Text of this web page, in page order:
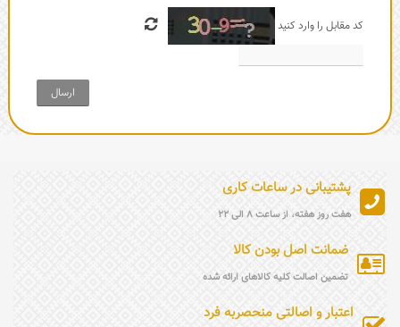
کد مقابل را وارد کنید
ارسال
پشتیبانی در ساعات کاری
هفت روز هفته، از ساعت 8 الی 22
ضمانت اصل بودن کالا
تضمین اصالت کلیه کالاهای ارائه شده
اعتبار و اصالتی منحصربه فرد